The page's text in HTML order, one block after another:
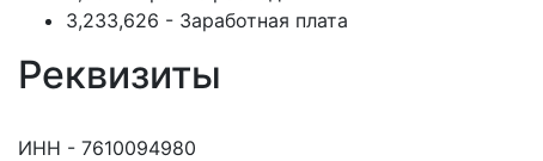
3,233,626 - Заработная плата
Реквизиты
ИНН - 7610094980